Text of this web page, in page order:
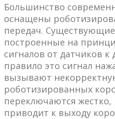
Большинство
оснащены
передач.
построенные на
сигналов от датчиков к
правило это сигнал
вызывают
роботизированных
переключаются
приводит к выходу